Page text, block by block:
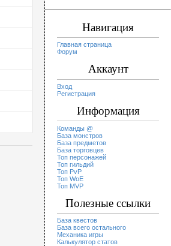
Навигация
Главная страница
Форум
Аккаунт
Вход
Регистрация
Информация
Команды @
База монстров
База предметов
База торговцев
Топ персонажей
Топ гильдий
Топ PvP
Топ WoE
Топ MVP
Полезные ссылки
База квестов
База всего остального
Механика игры
Калькулятор статов